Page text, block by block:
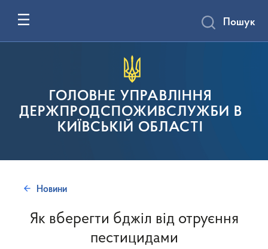
ГОЛОВНЕ УПРАВЛІННЯ
ДЕРЖПРОДСПОЖИВСЛУЖБИ В
КИЇВСЬКІЙ ОБЛАСТІ
Пошук
Новини
Як вберегти бджіл від отруєння
пестицидами